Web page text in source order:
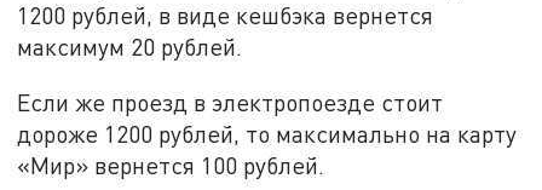
1200 рублей, в виде кешбэка вернется
максимум 20 рублей.
Если же проезд в электропоезде стоит
дороже 1200 рублей, то максимально на карту
«Мир» вернется 100 рублей.